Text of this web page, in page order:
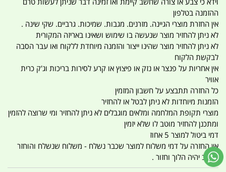
ההזמנה בטלפון
אין החזרת מוצרי הגיינה. מזרנים. מגבות. שמיכות. גרביים. שקי שינה .
לא ניתן להחזיר מוצר שנעשה בו שימוש ושאינו באריזה המקורית
לא ניתן להחזיר מוצר שהינו ייצור והזמנה מיוחדת ללקוח ואו עבר הסבה
לבקשת הלקוח
אין אחריות על פנצר או נזק או פיצוץ או קרע לסירות בריכות וג'ק כרית
אוויר
כל החזרה תתבצע על חשבון המזמין
הזמנות מיוחדות לא ניתן לבטל או להחזיר
מוצרי תקופת המלחמה ומלאים מוגבלים לא ניתן להחזיר ומי שרוצה להזמין
ומתכנן להחזיר מוטב לו שלא יזמין
דמי ביטול למוצר 5 אחוז
אין החזרה על דמי משלוח למוצר שכבר נשלח - משלוח שנשלח והוחזר
החיוב יהיה הלוך וחזור .